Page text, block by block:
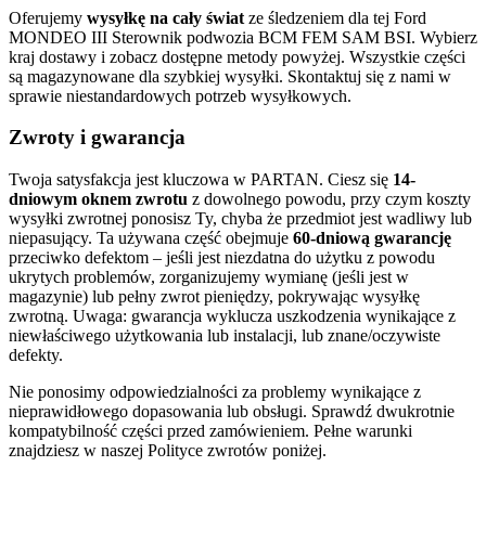
Oferujemy wysyłkę na cały świat ze śledzeniem dla tej Ford
MONDEO III Sterownik podwozia BCM FEM SAM BSI. Wybierz
kraj dostawy i zobacz dostępne metody powyżej. Wszystkie części
są magazynowane dla szybkiej wysyłki. Skontaktuj się z nami w
sprawie niestandardowych potrzeb wysyłkowych.
Zwroty i gwarancja
Twoja satysfakcja jest kluczowa w PARTAN. Ciesz się 14-
dniowym oknem zwrotu z dowolnego powodu, przy czym koszty
wysyłki zwrotnej ponosisz Ty, chyba że przedmiot jest wadliwy lub
niepasujący. Ta używana część obejmuje 60-dniową gwarancję
przeciwko defektom – jeśli jest niezdatna do użytku z powodu
ukrytych problemów, zorganizujemy wymianę (jeśli jest w
magazynie) lub pełny zwrot pieniędzy, pokrywając wysyłkę
zwrotną. Uwaga: gwarancja wyklucza uszkodzenia wynikające z
niewłaściwego użytkowania lub instalacji, lub znane/oczywiste
defekty.
Nie ponosimy odpowiedzialności za problemy wynikające z
nieprawidłowego dopasowania lub obsługi. Sprawdź dwukrotnie
kompatybilność części przed zamówieniem. Pełne warunki
znajdziesz w naszej Polityce zwrotów poniżej.